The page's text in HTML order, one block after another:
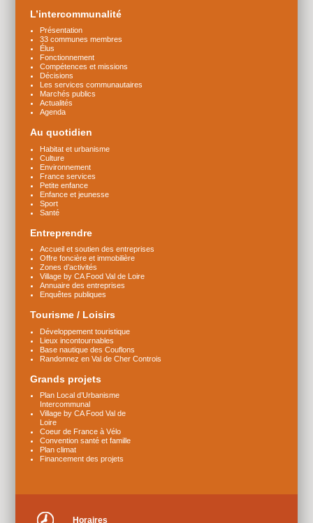
L’intercommunalité
Présentation
33 communes membres
Élus
Fonctionnement
Compétences et missions
Décisions
Les services communautaires
Marchés publics
Actualités
Agenda
Au quotidien
Habitat et urbanisme
Culture
Environnement
France services
Petite enfance
Enfance et jeunesse
Sport
Santé
Entreprendre
Accueil et soutien des entreprises
Offre foncière et immobilière
Zones d’activités
Village by CA Food Val de Loire
Annuaire des entreprises
Enquêtes publiques
Tourisme / Loisirs
Développement touristique
Lieux incontournables
Base nautique des Couflons
Randonnez en Val de Cher Controis
Grands projets
Plan Local d’Urbanisme
Intercommunal
Village by CA Food Val de
Loire
Coeur de France à Vélo
Convention santé et famille
Plan climat
Financement des projets
Horaires